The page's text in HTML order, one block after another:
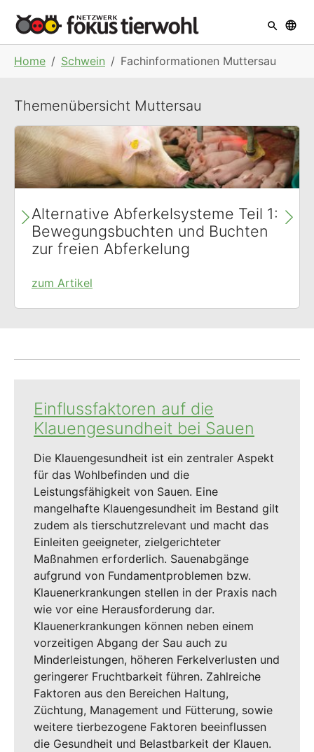
Home Schwein Fachinformationen Muttersau
Themenübersicht Muttersau
Abluftreinigungsanlagen
zum Artikel
Einflussfaktoren auf die
Klauengesundheit bei Sauen
Die Klauengesundheit ist ein zentraler Aspekt
für das Wohlbefinden und die
Leistungsfähigkeit von Sauen. Eine
mangelhafte Klauengesundheit im Bestand gilt
zudem als tierschutzrelevant und macht das
Einleiten geeigneter, zielgerichteter
Maßnahmen erforderlich. Sauenabgänge
aufgrund von Fundamentproblemen bzw.
Klauenerkrankungen stellen in der Praxis nach
wie vor eine Herausforderung dar.
Klauenerkrankungen können neben einem
vorzeitigen Abgang der Sau auch zu
Minderleistungen, höheren Ferkelverlusten und
geringerer Fruchtbarkeit führen. Zahlreiche
Faktoren aus den Bereichen Haltung,
Züchtung, Management und Fütterung, sowie
weitere tierbezogene Faktoren beeinflussen
die Gesundheit und Belastbarkeit der Klauen.